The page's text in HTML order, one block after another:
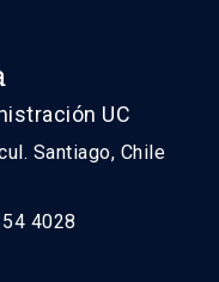
UC
Santiago, Chile
4028